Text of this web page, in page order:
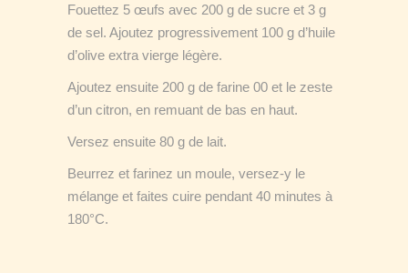
Fouettez 5 œufs avec 200 g de sucre et 3 g
de sel. Ajoutez progressivement 100 g d’huile
d’olive extra vierge légère.
Ajoutez ensuite 200 g de farine 00 et le zeste
d’un citron, en remuant de bas en haut.
Versez ensuite 80 g de lait.
Beurrez et farinez un moule, versez-y le
mélange et faites cuire pendant 40 minutes à
180°C.